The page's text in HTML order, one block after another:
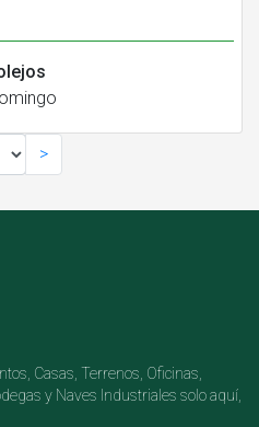
>
Casas, Terrenos, Oficinas,
y Naves Industriales solo aquí,